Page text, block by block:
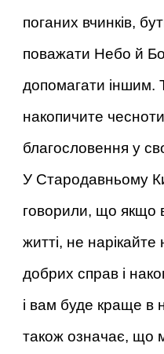
поганих вчинків,
поважати Небо й
допомагати іншим.
накопичите
благословення у
У Стародавньому
говорили, що якщо
житті, не
добрих справ і
і вам буде краще в
також означає, що